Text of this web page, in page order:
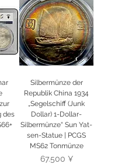
des
Silbermünze der
Republik China 1934
„Segelschiff (Junk
Dollar) 1-Dollar-
Silbermünze“ Sun Yat-
sen-Statue | PCGS
MS62 Tonmünze
Preis
67.500 ¥